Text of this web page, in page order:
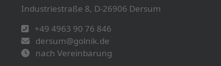
Industriestraße 8, D-26906 Dersum
+49 4963 90 76 846
dersum@golnik.de
nach Vereinbarung